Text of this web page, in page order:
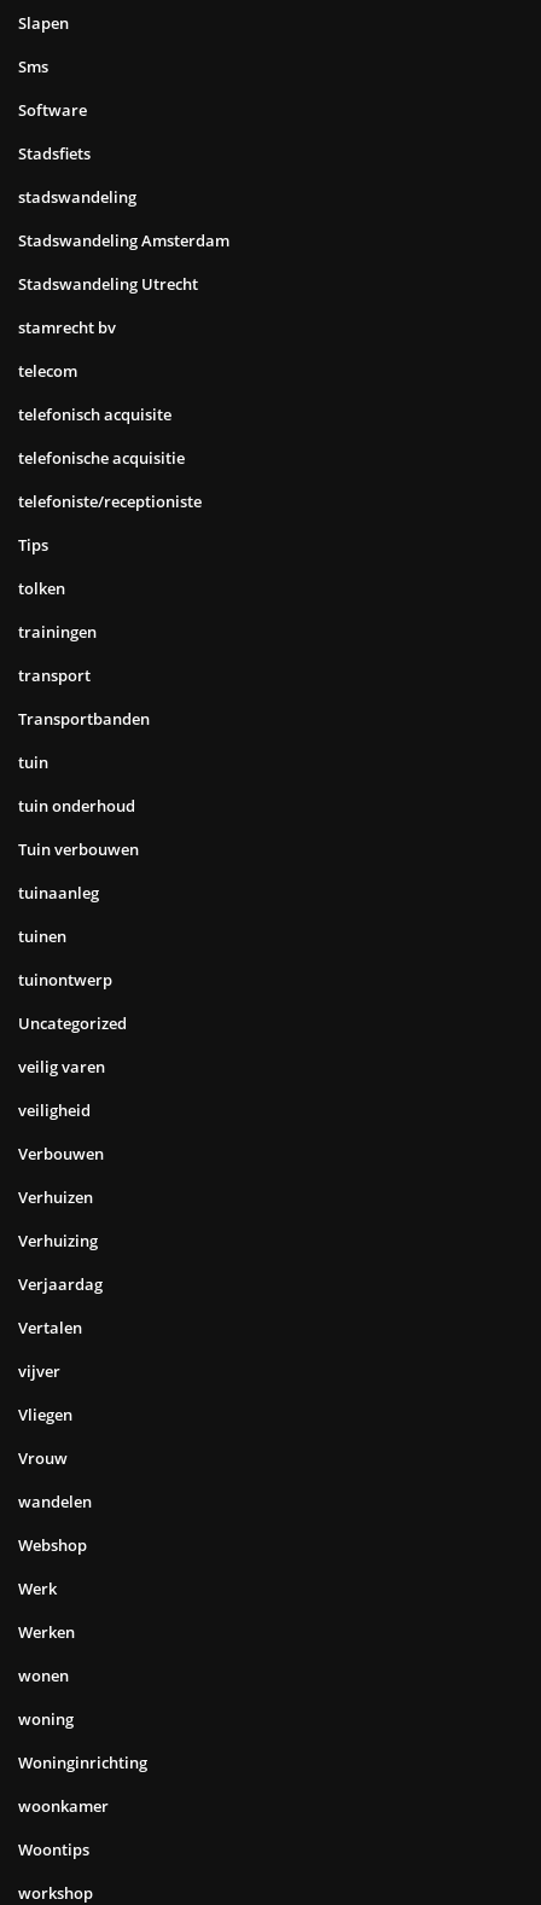
Slapen
Sms
Software
Stadsfiets
stadswandeling
Stadswandeling Amsterdam
Stadswandeling Utrecht
stamrecht bv
telecom
telefonisch acquisite
telefonische acquisitie
telefoniste/receptioniste
Tips
tolken
trainingen
transport
Transportbanden
tuin
tuin onderhoud
Tuin verbouwen
tuinaanleg
tuinen
tuinontwerp
Uncategorized
veilig varen
veiligheid
Verbouwen
Verhuizen
Verhuizing
Verjaardag
Vertalen
vijver
Vliegen
Vrouw
wandelen
Webshop
Werk
Werken
wonen
woning
Woninginrichting
woonkamer
Woontips
workshop